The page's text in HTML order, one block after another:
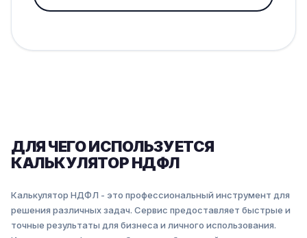
ДЛЯ ЧЕГО ИСПОЛЬЗУЕТСЯ
КАЛЬКУЛЯТОР НДФЛ
Калькулятор НДФЛ - это профессиональный инструмент для
решения различных задач. Сервис предоставляет быстрые и
точные результаты для бизнеса и личного использования.